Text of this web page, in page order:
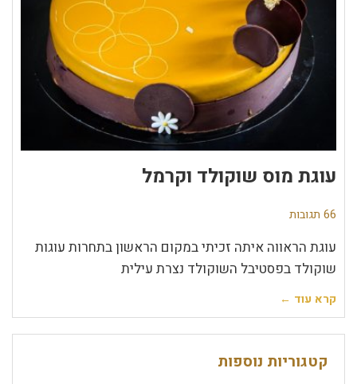
עוגת מוס שוקולד וקרמל
66 תגובות
עוגת הראווה איתה זכיתי במקום הראשון בתחרות עוגות
שוקולד בפסטיבל השוקולד נצרת עילית
קרא עוד ←
קטגוריות נוספות